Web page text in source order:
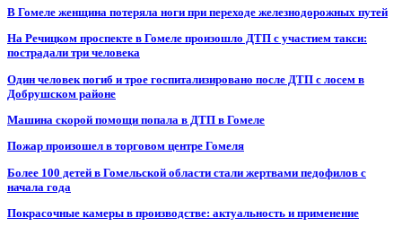
В Гомеле женщина потеряла ноги при переходе железнодорожных путей
На Речицком проспекте в Гомеле произошло ДТП с участием такси:
пострадали три человека
Один человек погиб и трое госпитализировано после ДТП с лосем в
Добрушском районе
Машина скорой помощи попала в ДТП в Гомеле
Пожар произошел в торговом центре Гомеля
Более 100 детей в Гомельской области стали жертвами педофилов с
начала года
Покрасочные камеры в производстве: актуальность и применение